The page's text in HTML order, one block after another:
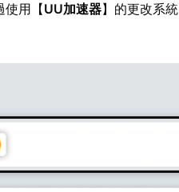
使用【UU加速器】的更改系